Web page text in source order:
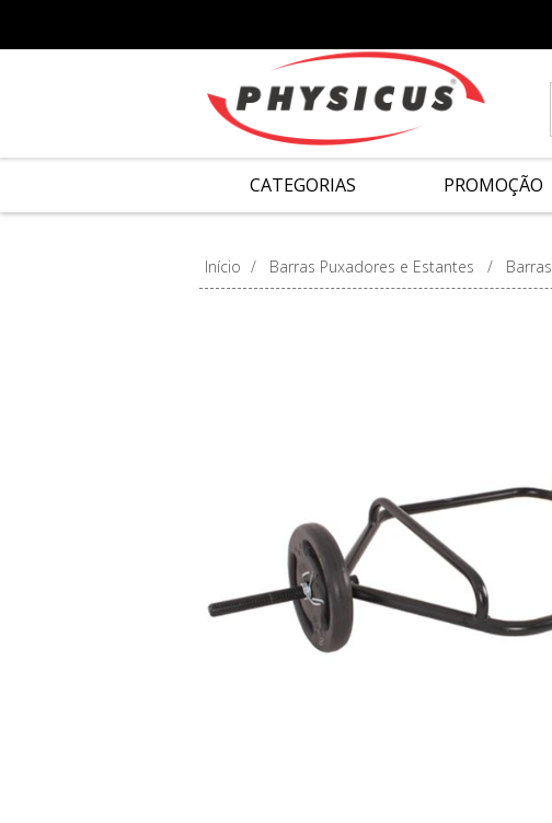
CATEGORIAS PROMOÇÃO
Início / Barras Puxadores e Estantes / Barras